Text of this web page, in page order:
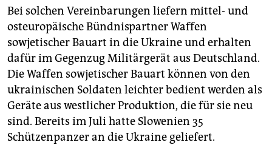
Bei solchen Vereinbarungen liefern mittel- und
osteuropäische Bündnispartner Waffen
sowjetischer Bauart in die Ukraine und erhalten
dafür im Gegenzug Militärgerät aus Deutschland.
Die Waffen sowjetischer Bauart können von den
ukrainischen Soldaten leichter bedient werden als
Geräte aus westlicher Produktion, die für sie neu
sind. Bereits im Juli hatte Slowenien 35
Schützenpanzer an die Ukraine geliefert.